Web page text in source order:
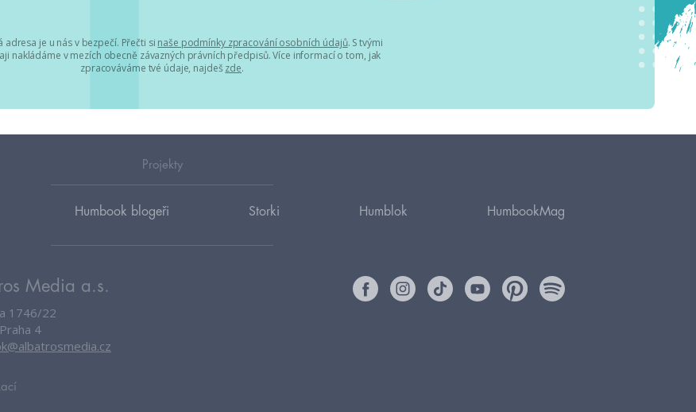
adresa je u nás v bezpečí. Přečti si naše podmínky zpracování osobních údajů. S tvými
nakládáme v mezích obecně závazných právních předpisů. Více informací o tom, jak
zpracováváme tvé údaje, najdeš zde.
Projekty
Humbook blogeři Storki Humblok HumbookMag
Media a.s.
1746/22
4